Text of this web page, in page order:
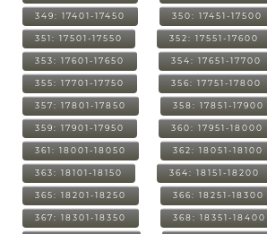
349: 17401-17450 350: 17451-17500
351: 17501-17550 352: 17551-17600
353: 17601-17650 354: 17651-17700
355: 17701-17750 356: 17751-17800
357: 17801-17850 358: 17851-17900
359: 17901-17950 360: 17951-18000
361: 18001-18050 362: 18051-18100
363: 18101-18150 364: 18151-18200
365: 18201-18250 366: 18251-18300
367: 18301-18350 368: 18351-18400